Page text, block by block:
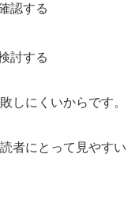
認する
討する
しにくいからです。
者にとって見やすい